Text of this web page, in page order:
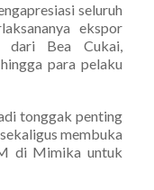
seluruh
ekspor
dari Bea Cukai,
para pelaku
tonggak penting
membuka
di Mimika untuk